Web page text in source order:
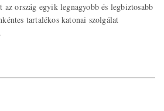
ország egyik legnagyobb és legbiztosabb
tartalékos katonai szolgálat